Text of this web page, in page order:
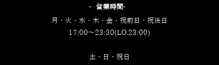
‐営業時間‐
月・火・水・木・金・祝前日・祝後日
17:00～23:30(LO.23:00)
土・日・祝日